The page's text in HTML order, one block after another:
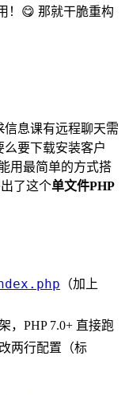
！😋 那就干脆重构
信息课有远程聊天需
要下载安装客户
用最简单的方式搭
了这个单文件PHP
（加上
，PHP 7.0+ 直接跑
改两行配置（标